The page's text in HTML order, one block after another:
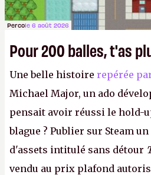
Percole 6 août 2026
Pour 200 balles, t'as
Une belle histoire repérée
Michael Major, un ado
pensait avoir réussi le hold-
blague ? Publier sur Steam
d'assets intitulé sans détour
vendu au prix plafond